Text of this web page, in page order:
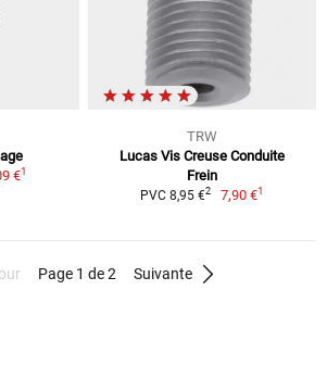
€1
TRW
Lucas Vis Creuse Conduite
Frein
PVC 8,95 €2 7,90 €1
Page 1 de 2 Suivante